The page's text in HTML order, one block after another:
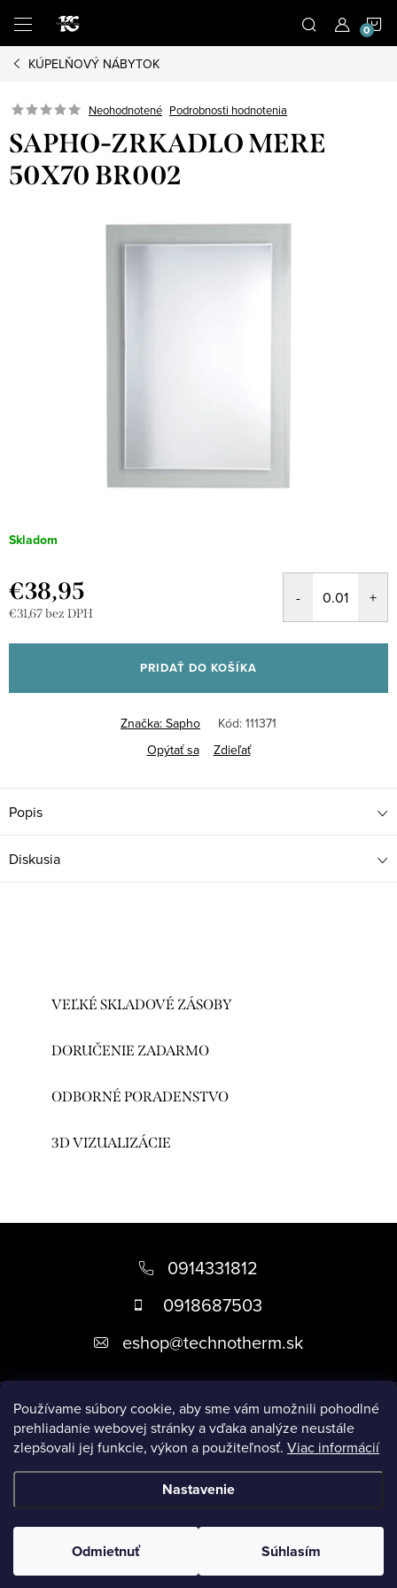
Používame súbory cookie, aby sme vám umožnili pohodlné
prehliadanie webovej stránky a vďaka analýze neustále
zlepšovali jej funkcie, výkon a použiteľnosť. Viac informácií
Nastavenie
Odmietnuť Súhlasím
obsah
KÚPELŇOVÝ NÁBYTOK
Neohodnotené Podrobnosti hodnotenia
SAPHO-ZRKADLO MERE
50X70 BR002
Skladom
€38,95
€31,67 bez DPH
cena:
PRIDAŤ DO KOŠÍKA
Značka: Sapho Kód: 111371
Opýtať sa
Zdieľať
Popis
Diskusia
VEĽKÉ SKLADOVÉ ZÁSOBY
DORUČENIE ZADARMO
ODBORNÉ PORADENSTVO
3D VIZUALIZÁCIE
i
0914331812
0918687503
eshop@technotherm.sk
Informácie
Prijímame online platby
Upraviť nastavenie cookies